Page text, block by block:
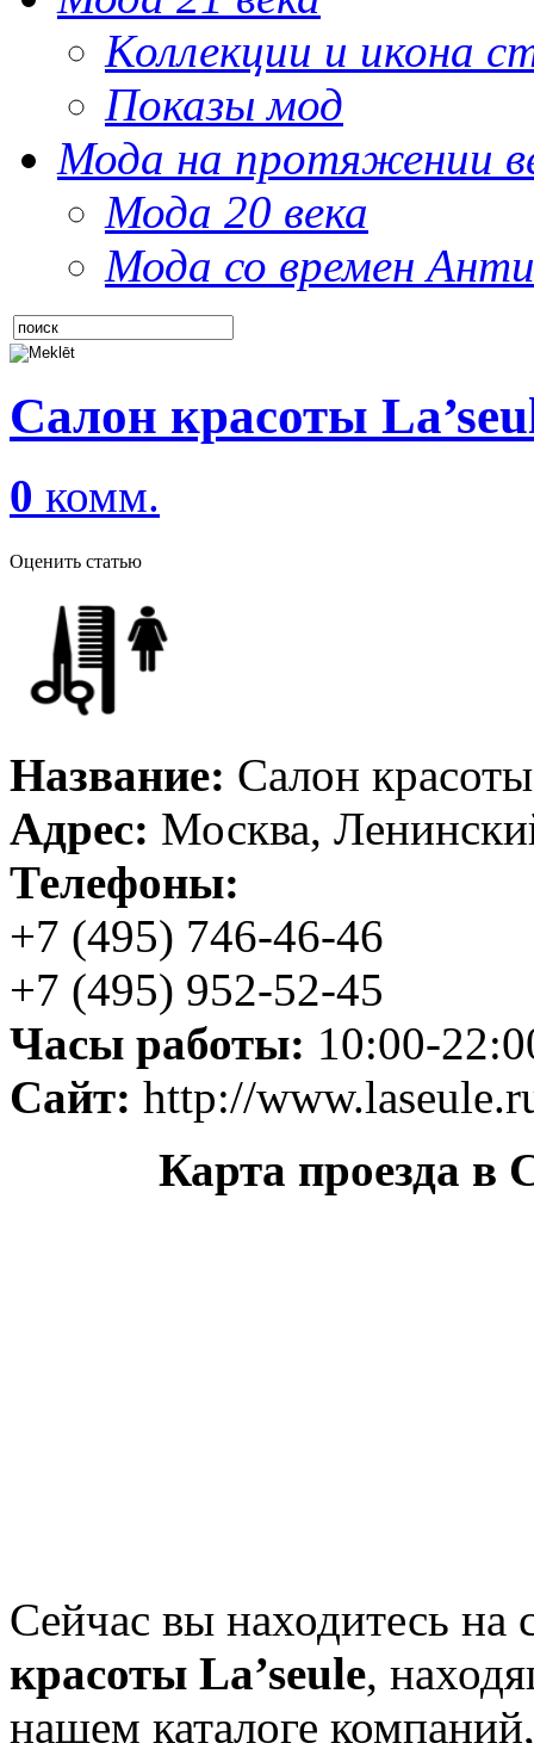
Коллекции и икона
Показы мод
Мода на протяжении
Мода 20 века
Мода со времен
Салон красоты
0 комм.
Оценить статью
Название: Салон
Адрес: Москва,
Телефоны:
+7 (495) 746-46-46
+7 (495) 952-52-45
Часы работы: 10:00-
Сайт: http://
Карта проезда в
Сейчас вы находитесь на
красоты La’seule,
нашем каталоге